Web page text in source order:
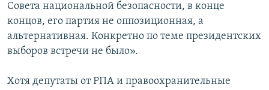
Совета национальной безопасности, в конце
концов, его партия не оппозиционная, а
альтернативная. Конкретно по теме президентских
выборов встречи не было».
Хотя депутаты от РПА и правоохранительные